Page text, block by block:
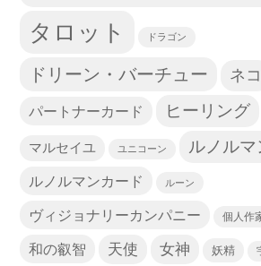
タロット ドラゴン
ドリーン・バーチュー ネコ
パートナーカード ヒーリング
マルセイユ ユニコーン ルノルマ
ルノルマンカード ルーン
ヴィジョナリーカンパニー 個人作
和の叡智 天使 女神 妖精